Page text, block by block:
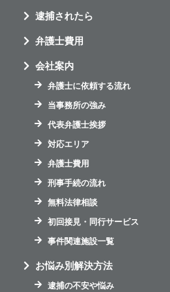
逮捕されたら
弁護士費用
会社案内
弁護士に依頼する流れ
当事務所の強み
代表弁護士挨拶
対応エリア
弁護士費用
刑事手続の流れ
無料法律相談
初回接見・同行サービス
事件関連施設一覧
お悩み別解決方法
逮捕の不安や悩み